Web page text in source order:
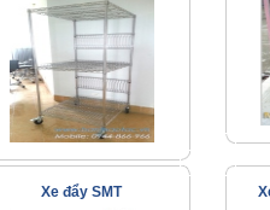
Xe đẩy SMT